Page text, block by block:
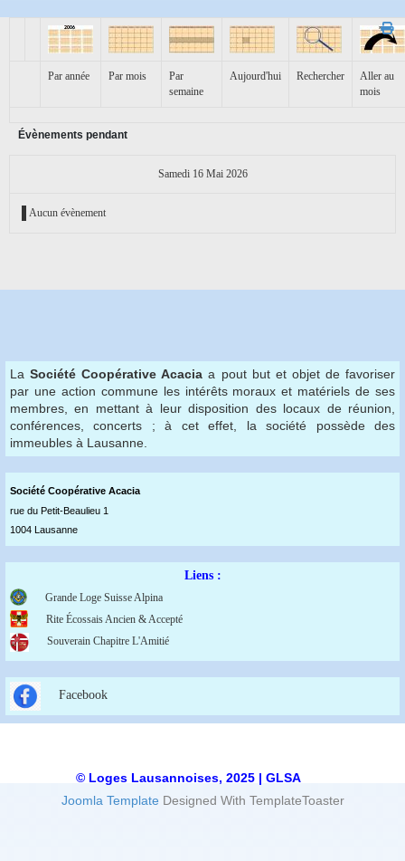
Par année Par mois
Par
semaine
Aujourd'hui Rechercher
Aller au
mois
Évènements pendant
Samedi 16 Mai 2026
Aucun évènement
LaSociété Coopérative Acacia a pout but et objet de favoriser
par une action commune les intérêts moraux et matériels de ses
membres, en mettant à leur disposition des locaux de réunion,
conférences, concerts ; à cet effet, la société possède des
immeubles à Lausanne.
Société Coopérative Acacia
rue du Petit-Beaulieu 1
1004 Lausanne
Liens :
Grande Loge Suisse Alpina
Rite Écossais Ancien & Accepté
Souverain Chapitre L'Amitié
Facebook
© Loges Lausannoises, 2025 | GLSA
Joomla Template Designed With TemplateToaster